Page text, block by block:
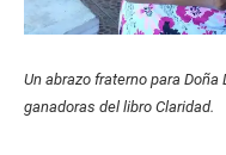
Un abrazo fraterno para
ganadoras del libro Claridad.